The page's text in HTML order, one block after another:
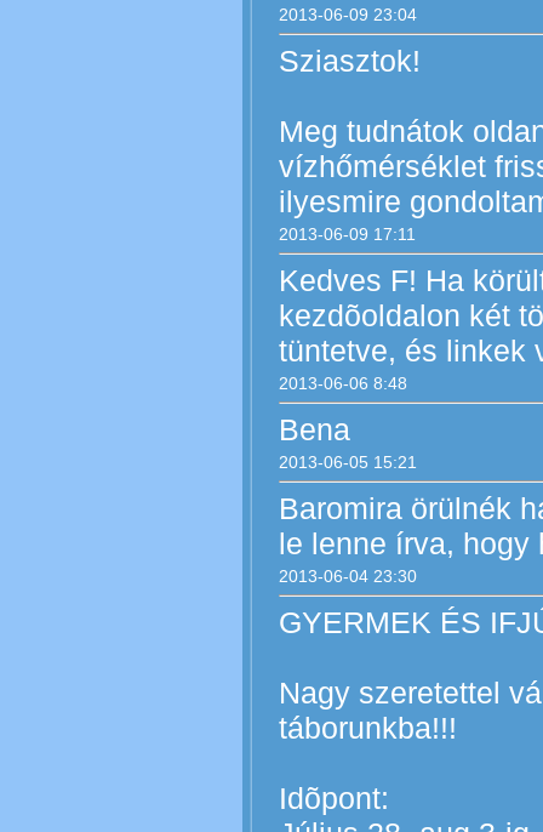
2013-06-09 23:04
2013-06-09 17:11
Sziasztok!
Meg tudnátok
vízhőmérséklet
ilyesmire
2013-06-06 8:48
Kedves F! Ha
kezdõoldalon két
tüntetve, és linkek
2013-06-05 15:21
Bena
2013-06-04 23:30
Baromira örülnék
le lenne írva, hogy
GYERMEK ÉS
Nagy szeretettel
táborunkba!!!
Idõpont: